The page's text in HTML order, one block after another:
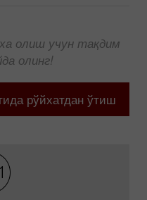
олиш учун тақдим
олинг!
рўйхатдан ўтиш